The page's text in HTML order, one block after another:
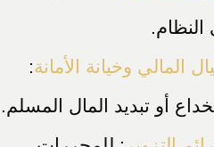
النظام.
المالي وخيانة الأمانة:
أو تبديد المال المسلم.